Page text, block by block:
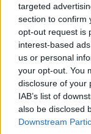
targeted
section to confirm
opt-out request is
interest-based
us or personal
your opt-out. You
disclosure of your
IAB’s list of
also be disclosed
Downstream
Δήμητρα
αλήθεια»